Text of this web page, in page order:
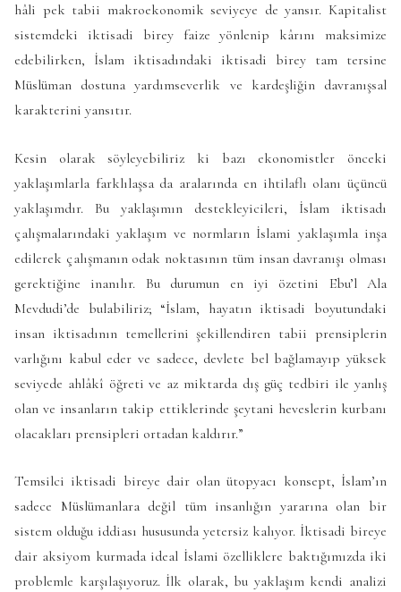
hâli pek tabii makroekonomik seviyeye de yansır. Kapitalist
sistemdeki iktisadi birey faize yönlenip kârını maksimize
edebilirken, İslam iktisadındaki iktisadi birey tam tersine
Müslüman dostuna yardımseverlik ve kardeşliğin davranışsal
karakterini yansıtır.
Kesin olarak söyleyebiliriz ki bazı ekonomistler önceki
yaklaşımlarla farklılaşsa da aralarında en ihtilaflı olanı üçüncü
yaklaşımdır. Bu yaklaşımın destekleyicileri, İslam iktisadı
çalışmalarındaki yaklaşım ve normların İslami yaklaşımla inşa
edilerek çalışmanın odak noktasının tüm insan davranışı olması
gerektiğine inanılır. Bu durumun en iyi özetini Ebu’l Ala
Mevdudi’de bulabiliriz; “İslam, hayatın iktisadi boyutundaki
insan iktisadının temellerini şekillendiren tabii prensiplerin
varlığını kabul eder ve sadece, devlete bel bağlamayıp yüksek
seviyede ahlâkî öğreti ve az miktarda dış güç tedbiri ile yanlış
olan ve insanların takip ettiklerinde şeytani heveslerin kurbanı
olacakları prensipleri ortadan kaldırır.”
Temsilci iktisadi bireye dair olan ütopyacı konsept, İslam’ın
sadece Müslümanlara değil tüm insanlığın yararına olan bir
sistem olduğu iddiası hususunda yetersiz kalıyor. İktisadi bireye
dair aksiyom kurmada ideal İslami özelliklere baktığımızda iki
problemle karşılaşıyoruz. İlk olarak, bu yaklaşım kendi analizi